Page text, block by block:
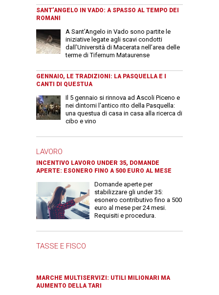
SANT’ANGELO IN VADO: A SPASSO AL TEMPO DEI
ROMANI
A Sant’Angelo in Vado sono partite le
iniziative legate agli scavi condotti
dall’Università di Macerata nell’area delle
terme di Tifernum Mataurense
GENNAIO, LE TRADIZIONI: LA PASQUELLA E I
CANTI DI QUESTUA
Il 5 gennaio si rinnova ad Ascoli Piceno e
nei dintorni l'antico rito della Pasquella:
una questua di casa in casa alla ricerca di
cibo e vino
LAVORO
INCENTIVO LAVORO UNDER 35, DOMANDE
APERTE: ESONERO FINO A 500 EURO AL MESE
Domande aperte per
stabilizzare gli under 35:
esonero contributivo fino a 500
euro al mese per 24 mesi.
Requisiti e procedura.
TASSE E FISCO
MARCHE MULTISERVIZI: UTILI MILIONARI MA
AUMENTO DELLA TARI